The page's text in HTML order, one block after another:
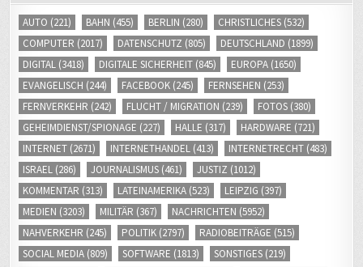
AUTO (221) BAHN (455) BERLIN (280) CHRISTLICHES (532)
COMPUTER (2017) DATENSCHUTZ (805) DEUTSCHLAND (1899)
DIGITAL (3418) DIGITALE SICHERHEIT (845) EUROPA (1650)
EVANGELISCH (244) FACEBOOK (245) FERNSEHEN (253)
FERNVERKEHR (242) FLUCHT / MIGRATION (239) FOTOS (380)
GEHEIMDIENST/SPIONAGE (227) HALLE (317) HARDWARE (721)
INTERNET (2671) INTERNETHANDEL (413) INTERNETRECHT (483)
ISRAEL (286) JOURNALISMUS (461) JUSTIZ (1012)
KOMMENTAR (313) LATEINAMERIKA (523) LEIPZIG (397)
MEDIEN (3203) MILITÄR (367) NACHRICHTEN (5952)
NAHVERKEHR (245) POLITIK (2797) RADIOBEITRÄGE (515)
SOCIAL MEDIA (809) SOFTWARE (1813) SONSTIGES (219)